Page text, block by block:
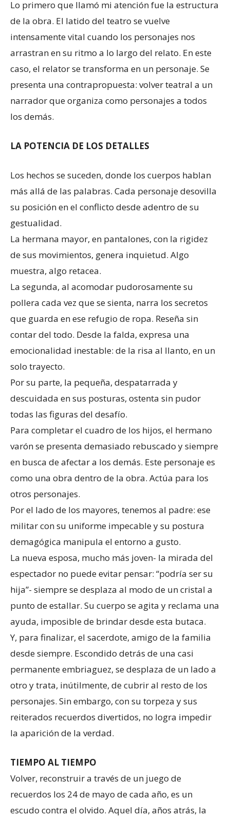
Lo primero que llamó mi atención fue la estructura
de la obra. El latido del teatro se vuelve
intensamente vital cuando los personajes nos
arrastran en su ritmo a lo largo del relato. En este
caso, el relator se transforma en un personaje. Se
presenta una contrapropuesta: volver teatral a un
narrador que organiza como personajes a todos
los demás.
LA POTENCIA DE LOS DETALLES
Los hechos se suceden, donde los cuerpos hablan
más allá de las palabras. Cada personaje desovilla
su posición en el conflicto desde adentro de su
gestualidad.
La hermana mayor, en pantalones, con la rigidez
de sus movimientos, genera inquietud. Algo
muestra, algo retacea.
La segunda, al acomodar pudorosamente su
pollera cada vez que se sienta, narra los secretos
que guarda en ese refugio de ropa. Reseña sin
contar del todo. Desde la falda, expresa una
emocionalidad inestable: de la risa al llanto, en un
solo trayecto.
Por su parte, la pequeña, despatarrada y
descuidada en sus posturas, ostenta sin pudor
todas las figuras del desafío.
Para completar el cuadro de los hijos, el hermano
varón se presenta demasiado rebuscado y siempre
en busca de afectar a los demás. Este personaje es
como una obra dentro de la obra. Actúa para los
otros personajes.
Por el lado de los mayores, tenemos al padre: ese
militar con su uniforme impecable y su postura
demagógica manipula el entorno a gusto.
La nueva esposa, mucho más joven- la mirada del
espectador no puede evitar pensar: “podría ser su
hija”- siempre se desplaza al modo de un cristal a
punto de estallar. Su cuerpo se agita y reclama una
ayuda, imposible de brindar desde esta butaca.
Y, para finalizar, el sacerdote, amigo de la familia
desde siempre. Escondido detrás de una casi
permanente embriaguez, se desplaza de un lado a
otro y trata, inútilmente, de cubrir al resto de los
personajes. Sin embargo, con su torpeza y sus
reiterados recuerdos divertidos, no logra impedir
la aparición de la verdad.
TIEMPO AL TIEMPO
Volver, reconstruir a través de un juego de
recuerdos los 24 de mayo de cada año, es un
escudo contra el olvido. Aquel día, años atrás, la